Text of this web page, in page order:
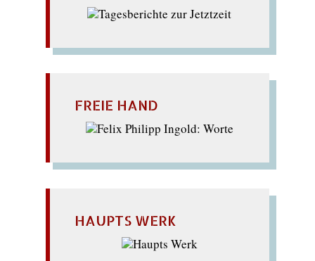
FREIE HAND
HAUPTS WERK